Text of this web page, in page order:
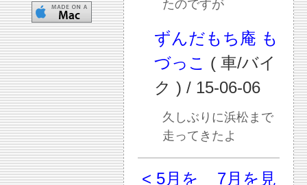
たのですが
ずんだもち庵 も
づっこ ( 車/バイ
ク ) / 15-06-06
久しぶりに浜松まで
走ってきたよ
< 5月を
7月を見